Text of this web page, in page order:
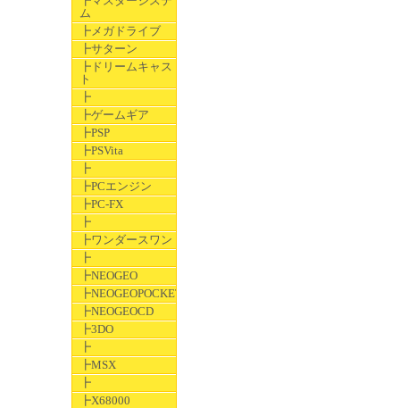
ム
┣メガドライブ
┣サターン
┣ドリームキャス
ト
┣
┣ゲームギア
┣PSP
┣PSVita
┣
┣PCエンジン
┣PC-FX
┣
┣ワンダースワン
┣
┣NEOGEO
┣NEOGEOPOCKET
┣NEOGEOCD
┣3DO
┣
┣MSX
┣
┣X68000